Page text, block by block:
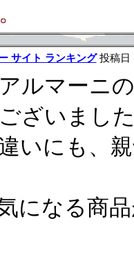
サイト ランキング投稿日
ルマーニ
ざいまし
いにも、
になる商